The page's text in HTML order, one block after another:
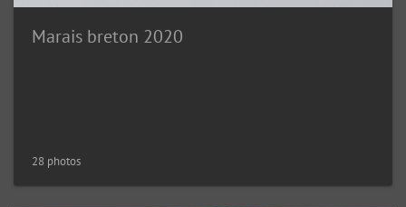
Marais breton 2020
28 photos